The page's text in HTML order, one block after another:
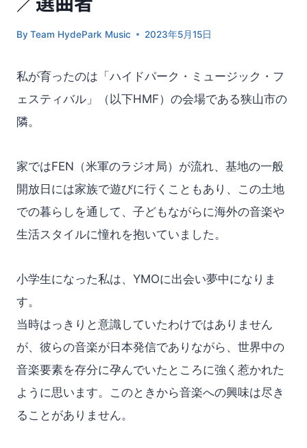
By Team HydePark Music 2023年5月15日
私が育ったのは「ハイドパーク・ミュージック・フ
ェスティバル」（以下HMF）の会場である狭山市の
隣。
家ではFEN（米軍のラジオ局）が流れ、基地の一般
開放日には家族で遊びに行くこともあり、この土地
での暮らしを通して、子どもながらに海外の音楽や
生活スタイルに憧れを抱いていました。
小学生になった私は、YMOに出会い夢中になりま
す。
当時はっきりと意識していたわけではありません
が、彼らの音楽が日本発信でありながら、世界中の
音楽要素を存分に孕んでいたところに強く惹かれた
ように思います。このときから音楽への興味は尽き
ることがありません。